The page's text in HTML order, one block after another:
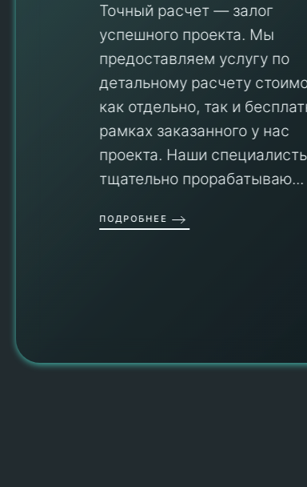
Точный расчет — залог
успешного проекта. Мы
предоставляем услугу по
детальному расчету стоимости
как отдельно, так и бесплатно в
рамках заказанного у нас
проекта. Наши специалисты
тщательно прорабатываю...
ПОДРОБНЕЕ